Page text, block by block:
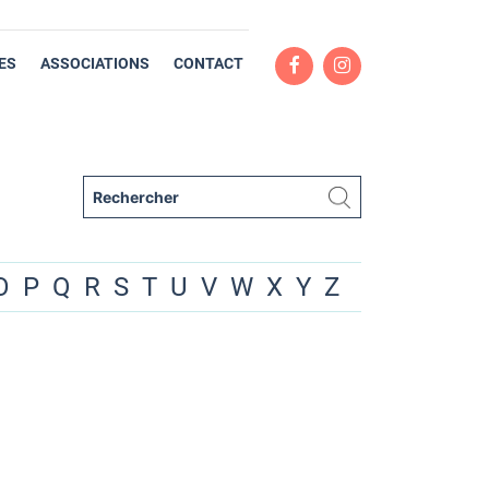
ASSOCIATIONS CONTACT
P Q R S T U V W X Y Z